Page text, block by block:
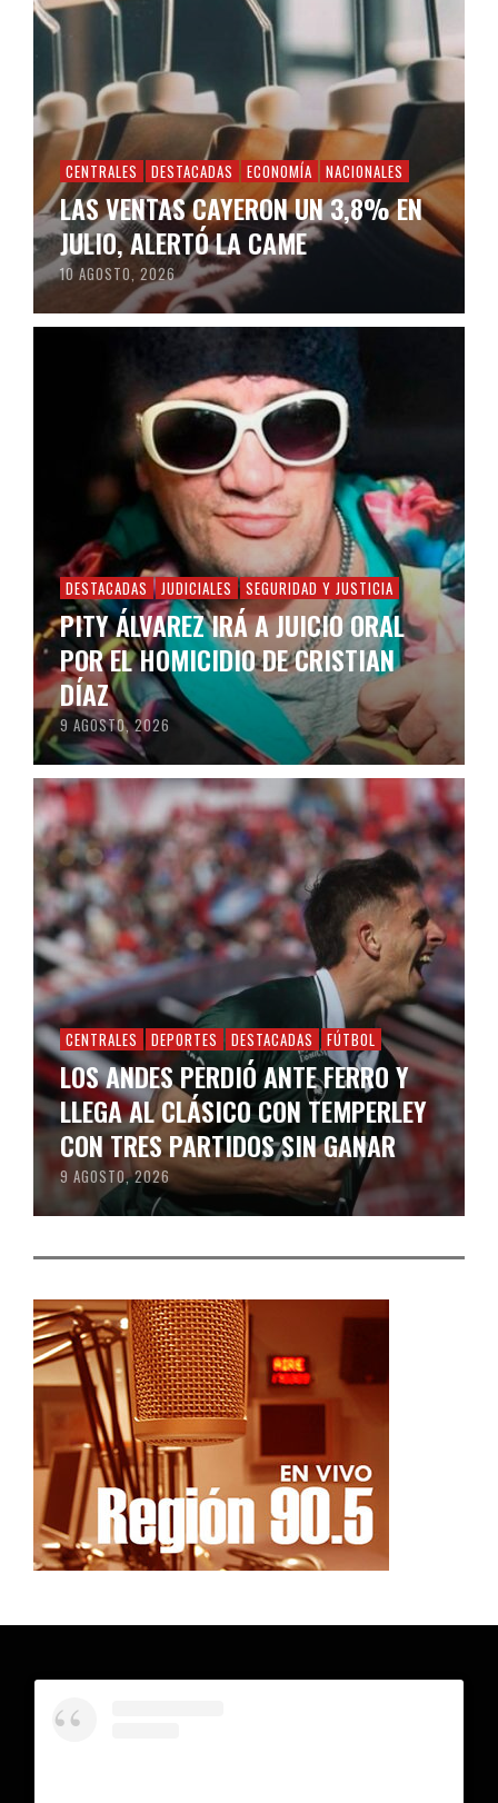
CENTRALES DESTACADAS ECONOMÍA NACIONALES
LAS VENTAS CAYERON UN 3,8% EN
JULIO, ALERTÓ LA CAME
10 AGOSTO, 2026
DESTACADAS JUDICIALES SEGURIDAD Y JUSTICIA
PITY ÁLVAREZ IRÁ A JUICIO ORAL
POR EL HOMICIDIO DE CRISTIAN
DÍAZ
9 AGOSTO, 2026
CENTRALES DEPORTES DESTACADAS FÚTBOL
LOS ANDES PERDIÓ ANTE FERRO Y
LLEGA AL CLÁSICO CON TEMPERLEY
CON TRES PARTIDOS SIN GANAR
9 AGOSTO, 2026